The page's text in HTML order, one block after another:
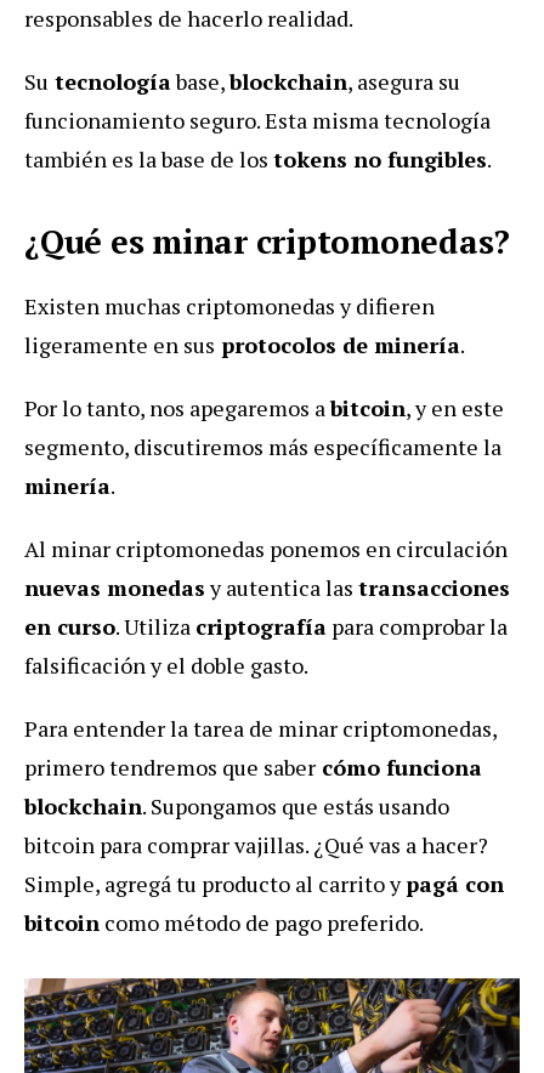
responsables de hacerlo realidad.
Su tecnologíabase,blockchain, asegura su
funcionamiento seguro. Esta misma tecnología
también es la base de los tokens no fungibles.
¿Qué es minar criptomonedas?
Existen muchas criptomonedas y difieren
ligeramente en sus protocolos de minería.
Por lo tanto, nos apegaremos abitcoin, y en este
segmento, discutiremos más específicamente la
minería.
Al minar criptomonedas ponemos en circulación
nuevas monedasy autentica las transacciones
en curso. Utiliza criptografía para comprobar la
falsificación y el doble gasto.
Para entender la tarea de minar criptomonedas,
primero tendremos que saber cómo funciona
blockchain. Supongamos que estás usando
bitcoin para comprar vajillas. ¿Qué vas a hacer?
Simple, agregá tu producto al carrito ypagá con
bitcoin como método de pago preferido.